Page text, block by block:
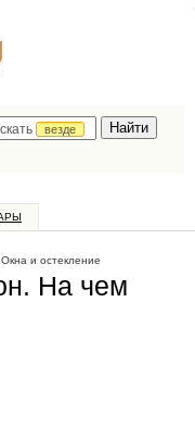
везде
Окна и остекление
На чем